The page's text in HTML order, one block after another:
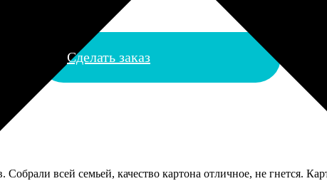
Сделать заказ
всей семьей, качество картона отличное, не гнется.